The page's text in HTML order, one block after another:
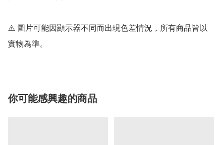
⚠️ 圖片可能因顯示器不同而出現色差情況，所有商品皆以
實物為準。
你可能感興趣的商品